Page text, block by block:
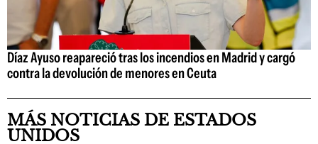
Díaz Ayuso reapareció tras los incendios en Madrid y cargó
contra la devolución de menores en Ceuta
MÁS NOTICIAS DE ESTADOS
UNIDOS